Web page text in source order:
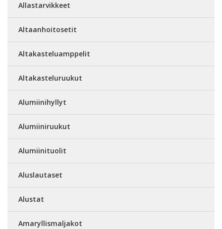
Allastarvikkeet
Altaanhoitosetit
Altakasteluamppelit
Altakasteluruukut
Alumiinihyllyt
Alumiiniruukut
Alumiinituolit
Aluslautaset
Alustat
Amaryllismaljakot